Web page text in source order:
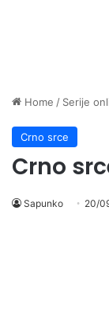
Home / Serije
Crno srce
Crno
Sapunko 20/